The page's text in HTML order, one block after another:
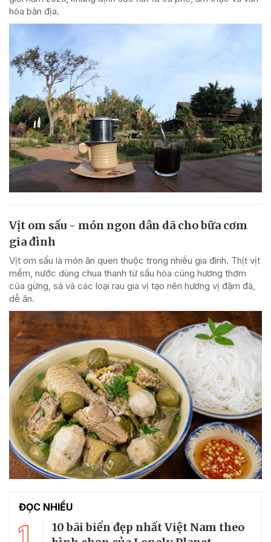
hóa bản địa.
Vịt om sấu - món ngon dân dã cho bữa cơm
gia đình
Vịt om sấu là món ăn quen thuộc trong nhiều gia đình. Thịt vịt
mềm, nước dùng chua thanh từ sấu hòa cùng hương thơm
của gừng, sả và các loại rau gia vị tạo nên hương vị đậm đà,
dễ ăn.
ĐỌC NHIỀU
1
10 bãi biển đẹp nhất Việt Nam theo